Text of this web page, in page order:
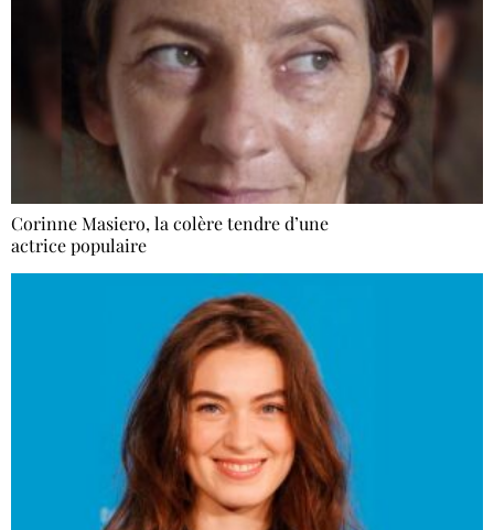
Corinne Masiero, la colère tendre d’une
actrice populaire